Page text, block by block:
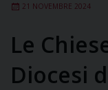
21 NOVEMBRE 2024
Le
Diocesi